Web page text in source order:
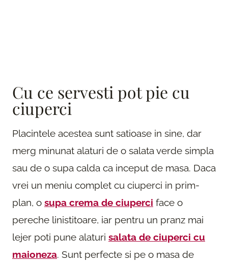
Cu ce servesti pot pie cu
ciuperci
Placintele acestea sunt satioase in sine, dar
merg minunat alaturi de o salata verde simpla
sau de o supa calda ca inceput de masa. Daca
vrei un meniu complet cu ciuperci in prim-
plan, o supa crema de ciuperci face o
pereche linistitoare, iar pentru un pranz mai
lejer poti pune alaturi salata de ciuperci cu
maioneza. Sunt perfecte si pe o masa de